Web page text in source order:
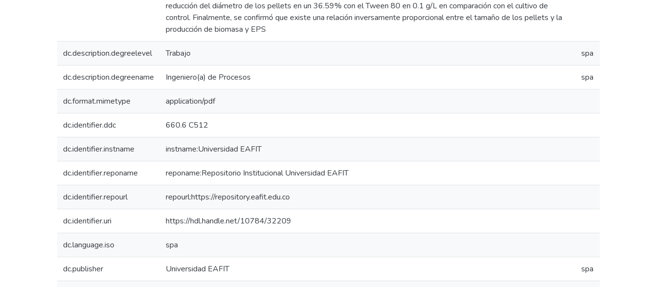
reducción del diámetro de los pellets en un 36.59% con el Tween 80 en 0.1 g/L en comparación con el cultivo de
control. Finalmente, se confirmó que existe una relación inversamente proporcional entre el tamaño de los pellets y la
producción de biomasa y EPS
dc.description.degreelevel Trabajo spa
dc.description.degreename Ingeniero(a) de Procesos spa
dc.format.mimetype application/pdf
dc.identifier.ddc 660.6 C512
dc.identifier.instname instname:Universidad EAFIT
dc.identifier.reponame reponame:Repositorio Institucional Universidad EAFIT
dc.identifier.repourl repourl:https://repository.eafit.edu.co
dc.identifier.uri https://hdl.handle.net/10784/32209
dc.language.iso spa
dc.publisher Universidad EAFIT spa